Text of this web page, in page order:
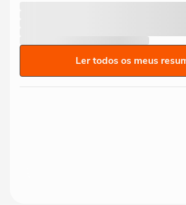
Ler todos os meus